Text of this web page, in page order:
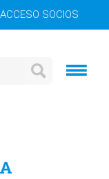
ACCESO SOCIOS